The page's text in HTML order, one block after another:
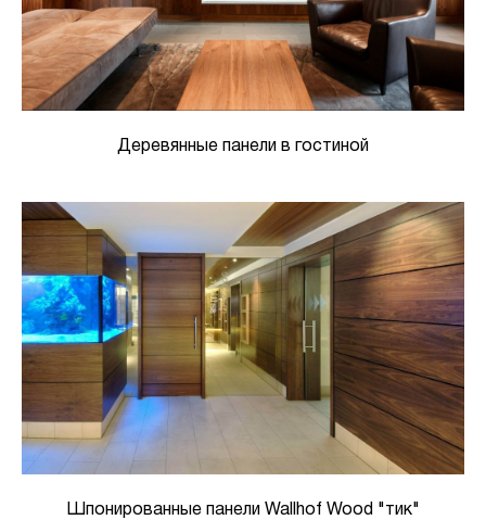
Деревянные панели в гостиной
Шпонированные панели Wallhof Wood "тик"